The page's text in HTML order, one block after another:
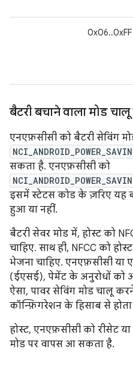
0x06..0xFF
बैटरी बचाने वाला मोड
एनएफ़सीसी को बैटरी सेविंग
सकता है. एनएफ़सीसी को
इसमें स्टेटस कोड के ज़रिए यह
हुआ या नहीं.
बैटरी सेवर मोड में, होस्ट को
चाहिए. साथ ही, NFCC को
भेजना चाहिए. एनएफ़सीसी या
(ईएसई), पेमेंट के अनुरोधों को
ऐसा, पावर सेविंग मोड चालू
कॉन्फ़िगरेशन के हिसाब से
होस्ट, एनएफ़सीसी को रीसेट
मोड पर वापस आ सकता है.